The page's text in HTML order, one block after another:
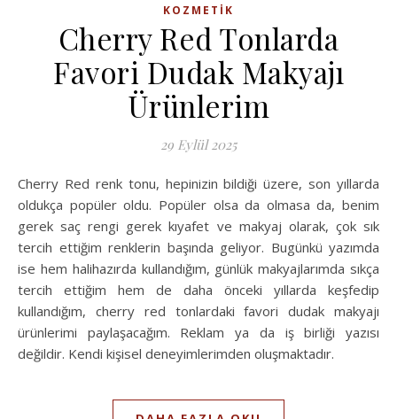
KOZMETIK
Cherry Red Tonlarda
Favori Dudak Makyajı
Ürünlerim
29 Eylül 2025
Cherry Red renk tonu, hepinizin bildiği üzere, son yıllarda
oldukça popüler oldu. Popüler olsa da olmasa da, benim
gerek saç rengi gerek kıyafet ve makyaj olarak, çok sık
tercih ettiğim renklerin başında geliyor. Bugünkü yazımda
ise hem halihazırda kullandığım, günlük makyajlarımda sıkça
tercih ettiğim hem de daha önceki yıllarda keşfedip
kullandığım, cherry red tonlardaki favori dudak makyajı
ürünlerimi paylaşacağım. Reklam ya da iş birliği yazısı
değildir. Kendi kişisel deneyimlerimden oluşmaktadır.